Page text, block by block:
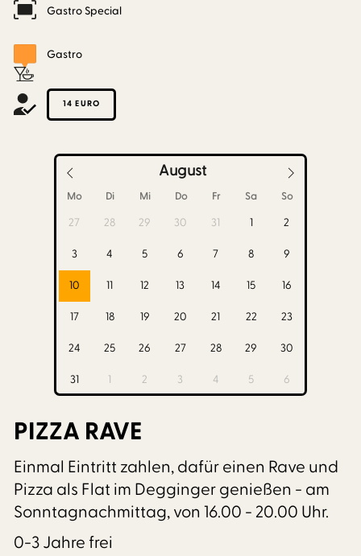
Gastro Special
Gastro
14 EURO
August
Mo Di Mi Do Fr Sa So
27 28 29 30 31 1 2
3 4 5 6 7 8 9
10 11 12 13 14 15 16
17 18 19 20 21 22 23
24 25 26 27 28 29 30
31 1 2 3 4 5 6
PIZZA RAVE
Einmal Eintritt zahlen, dafür einen Rave und
Pizza als Flat im Degginger genießen - am
Sonntagnachmittag, von 16.00 - 20.00 Uhr.
0-3 Jahre frei